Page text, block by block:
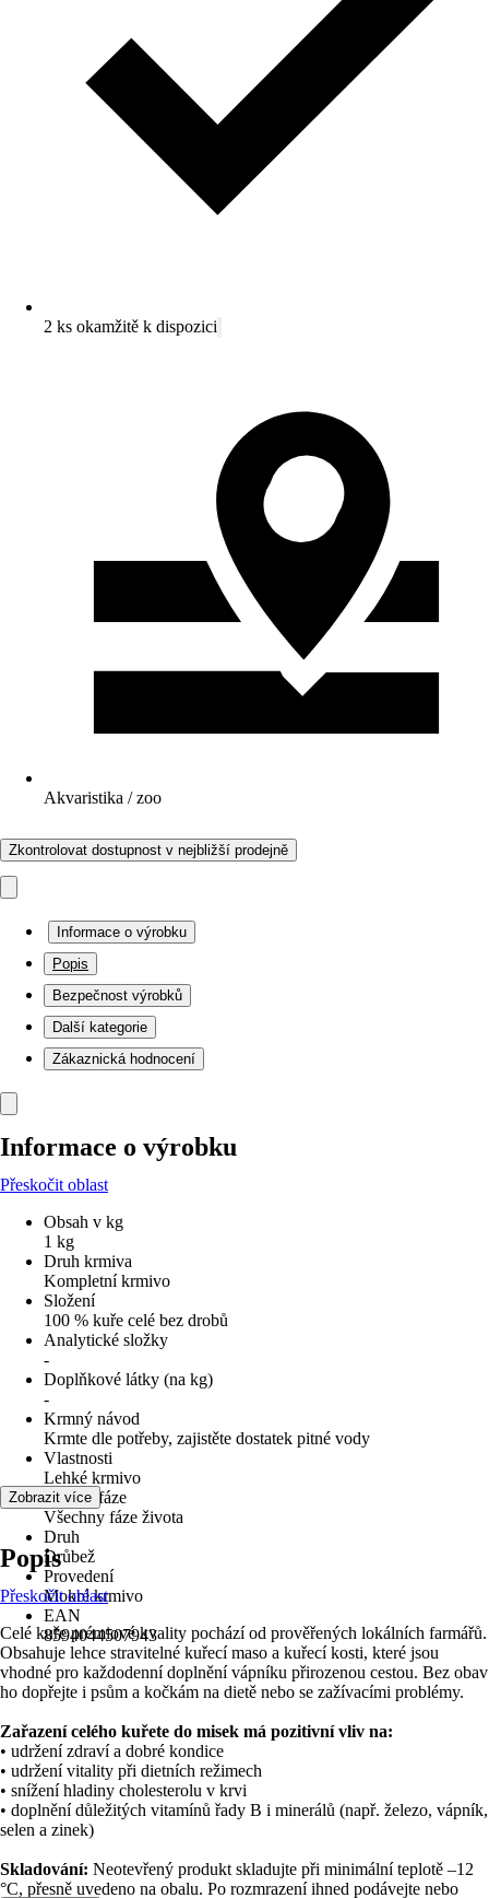
2 ks okamžitě k dispozici
Akvaristika / zoo
Zkontrolovat dostupnost v nejbližší prodejně
Informace o výrobku
Popis
Bezpečnost výrobků
Další kategorie
Zákaznická hodnocení
Informace o výrobku
Přeskočit oblast
Obsah v kg
1 kg
Druh krmiva
Kompletní krmivo
Složení
100 % kuře celé bez drobů
Analytické složky
-
Doplňkové látky (na kg)
-
Krmný návod
Krmte dle potřeby, zajistěte dostatek pitné vody
Vlastnosti
Lehké krmivo
Životní fáze
Všechny fáze života
Druh
Drůbež
Provedení
Mokré krmivo
EAN
8594044507943
Zobrazit více
Popis
Přeskočit oblast
Celé kuře prémiové kvality pochází od prověřených lokálních farmářů.
Obsahuje lehce stravitelné kuřecí maso a kuřecí kosti, které jsou
vhodné pro každodenní doplnění vápníku přirozenou cestou. Bez obav
ho dopřejte i psům a kočkám na dietě nebo se zažívacími problémy.
Zařazení celého kuřete do misek má pozitivní vliv na:
• udržení zdraví a dobré kondice
• udržení vitality při dietních režimech
• snížení hladiny cholesterolu v krvi
• doplnění důležitých vitamínů řady B i minerálů (např. železo, vápník,
selen a zinek)
Skladování: Ne­otevřený produkt skladujte při minimální teplotě –12
°C, přesně uvedeno na obalu. Po rozmrazení ihned podávejte nebo